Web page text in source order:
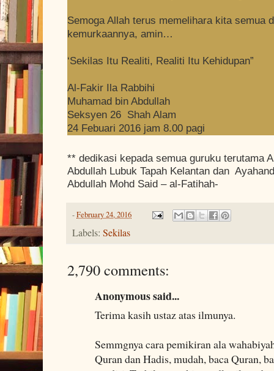
Semoga Allah terus memelihara kita semua
kemurkaannya, amin…
‘Sekilas Itu Realiti, Realiti Itu Kehidupan”
Al-Fakir Ila Rabbihi
Muhamad bin Abdullah
Seksyen 26 Shah Alam
24 Febuari 2016 jam 8.00 pagi
** dedikasi kepada semua guruku terutama
Abdullah Lubuk Tapah Kelantan dan
Abdullah Mohd Said – al-Fatihah-
-February 24, 2016
Labels: Sekilas
2,790 comments:
Anonymous said...
Terima kasih ustaz atas ilmunya.
Semmgnya cara pemikiran ala
Quran dan Hadis, mudah, baca Quran,